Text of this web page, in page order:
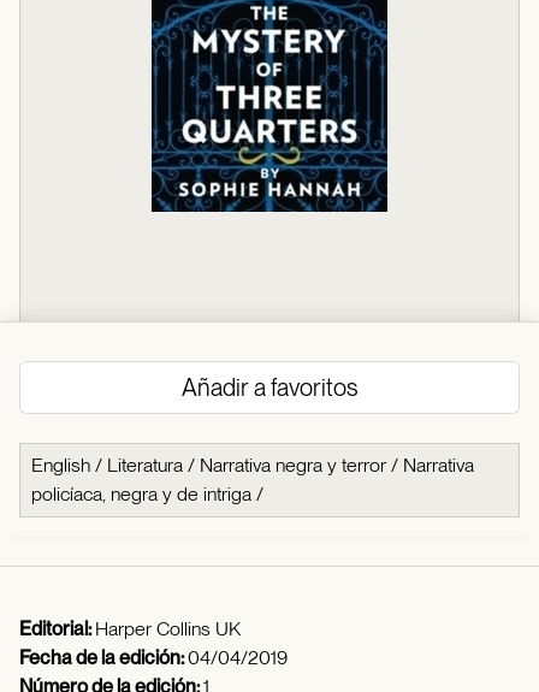
Añadir a favoritos
English / Literatura / Narrativa negra y terror / Narrativa
policíaca, negra y de intriga /
Editorial:Harper Collins UK
Fecha de la edición:04/04/2019
Número de la edición:1